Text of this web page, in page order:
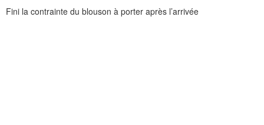
Fini la contrainte du blouson à porter après l’arrivée